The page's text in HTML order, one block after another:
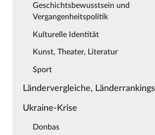
Geschichtsbewusstsein und
Vergangenheitspolitik
Kulturelle Identität
Kunst, Theater, Literatur
Sport
Ländervergleiche, Länderrankings
Ukraine-Krise
Donbas